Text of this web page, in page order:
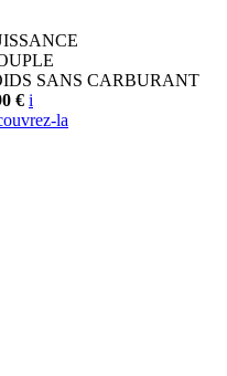
SANS CARBURANT
€ i
la